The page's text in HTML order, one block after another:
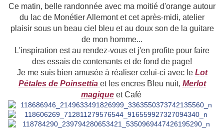
Ce matin, belle randonnée avec ma moitié d'orange autour
du lac de Monétier Allemont et cet après-midi, atelier
plaisir sous un beau ciel bleu et au doux son de la guitare
de mon homme...
L'inspiration est au rendez-vous et j'en profite pour faire
des essais de contenants et de fond de page!
Je me suis bien amusée à réaliser celui-ci avec le Lot
Pétales de Poinsettia et les encres Bleu nuit, Merlot
magiqueet Café